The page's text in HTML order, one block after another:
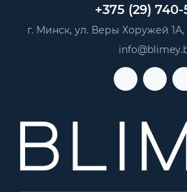
+375 (29) 740-
г. Минск, ул. Веры Хоружей 1А,